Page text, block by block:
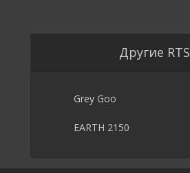
Другие RTS
Grey Goo
EARTH 2150